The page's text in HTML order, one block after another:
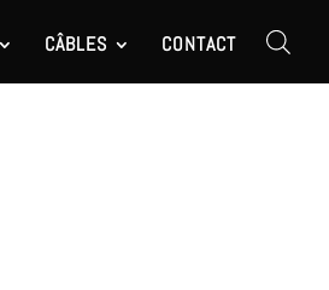
CÂBLES CONTACT